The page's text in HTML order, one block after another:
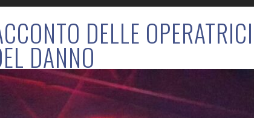
DELLE
DANNO